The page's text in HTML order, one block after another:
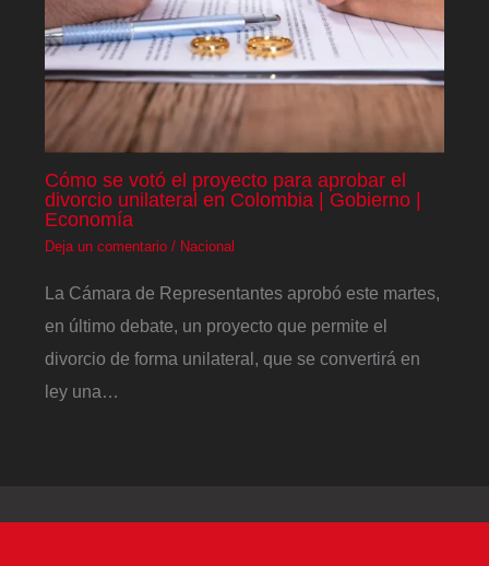
Cómo se votó el proyecto para aprobar el
divorcio unilateral en Colombia | Gobierno |
Economía
Deja un comentario / Nacional
La Cámara de Representantes aprobó este martes,
en último debate, un proyecto que permite el
divorcio de forma unilateral, que se convertirá en
ley una…